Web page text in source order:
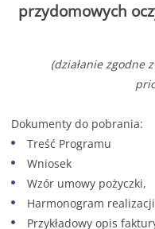
przydomowych
(działanie zgodne
Dokumenty do pobrania:
Treść Programu
Wniosek
Wzór umowy pożyczki,
Harmonogram
Przykładowy opis